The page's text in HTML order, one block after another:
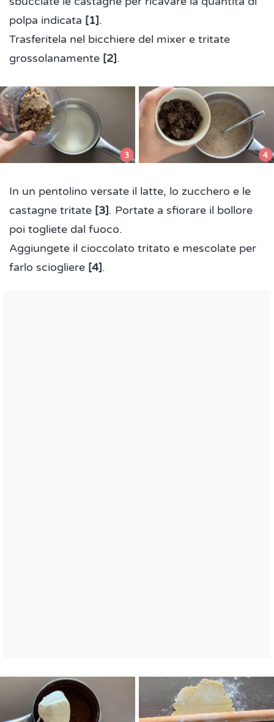
polpa indicata [1].
Trasferitela nel bicchiere del mixer e tritate
grossolanamente [2].
In un pentolino versate il latte, lo zucchero e le
castagne tritate [3]. Portate a sfiorare il bollore
poi togliete dal fuoco.
Aggiungete il cioccolato tritato e mescolate per
farlo sciogliere [4].